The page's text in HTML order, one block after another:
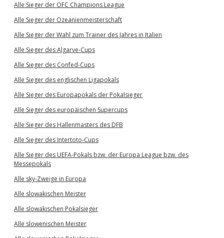
Alle Sieger der OFC Champions League
Alle Sieger der Ozeanienmeisterschaft
Alle Sieger der Wahl zum Trainer des Jahres in Italien
Alle Sieger des Algarve-Cups
Alle Sieger des Confed-Cups
Alle Sieger des englischen Ligapokals
Alle Sieger des Europapokals der Pokalsieger
Alle Sieger des europäischen Supercups
Alle Sieger des Hallenmasters des DFB
Alle Sieger des Intertoto-Cups
Alle Sieger des UEFA-Pokals bzw. der Europa League bzw. des
Messepokals
Alle sky-Zweige in Europa
Alle slowakischen Meister
Alle slowakischen Pokalsieger
Alle slowenischen Meister